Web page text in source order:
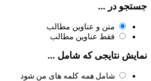
جستجو در ...
متن و عناوین مطالب
فقط عناوین مطالب
نمایش نتایجی که شامل ...
شامل همه کلمه های من شود